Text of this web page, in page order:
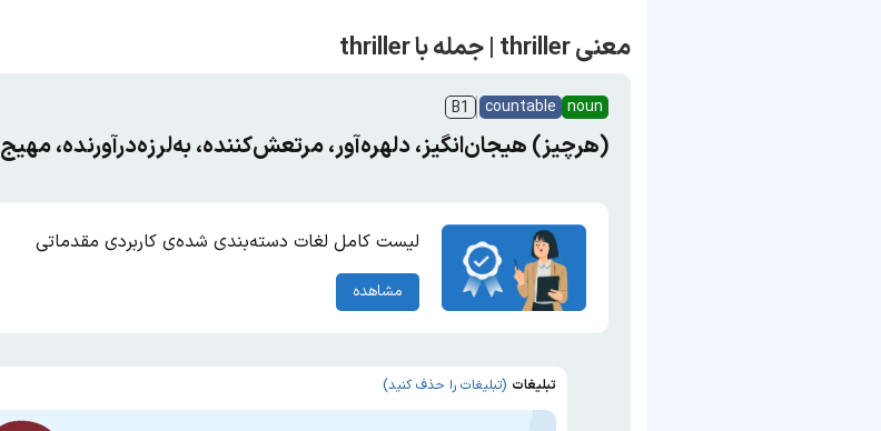
معنی thriller | جمله با thriller
noun
countable
B1
(هرچیز) هیجان‌انگیز، دلهره‌آور، مرتعش‌کننده، به‌لرزه‌درآورنده، مهیج
لیست کامل لغات دسته‌بندی شده‌ی کاربردی مقدماتی
مشاهده
تبلیغات (تبلیغات را حذف کنید)